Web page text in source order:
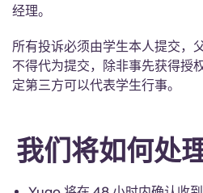
经理。
所有投诉必须由学生本人提交，
不得代为提交，除非事先获得授
定第三方可以代表学生行事。
我们将如何处